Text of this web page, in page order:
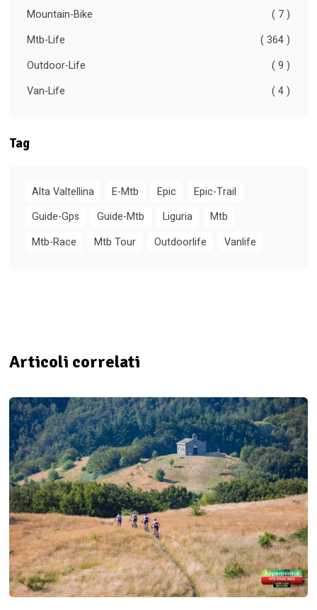
Mountain-Bike
( 7 )
Mtb-Life
( 364 )
Outdoor-Life
( 9 )
Van-Life
( 4 )
Tag
Alta Valtellina E-Mtb Epic
Epic-Trail
Guide-Gps
Guide-Mtb Liguria
Mtb
Mtb-Race
Mtb Tour Outdoorlife Vanlife
Articoli correlati